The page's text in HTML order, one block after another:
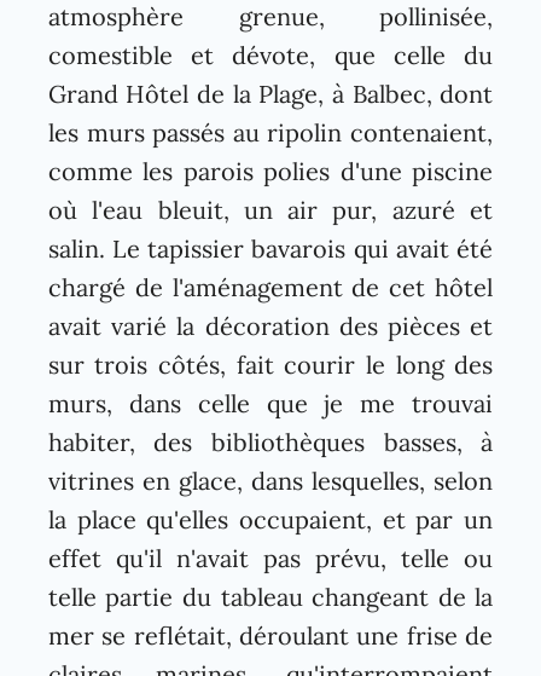
atmosphère grenue, pollinisée,
comestible et dévote, que celle du
Grand Hôtel de la Plage, à Balbec, dont
les murs passés au ripolin contenaient,
comme les parois polies d'une piscine
où l'eau bleuit, un air pur, azuré et
salin. Le tapissier bavarois qui avait été
chargé de l'aménagement de cet hôtel
avait varié la décoration des pièces et
sur trois côtés, fait courir le long des
murs, dans celle que je me trouvai
habiter, des bibliothèques basses, à
vitrines en glace, dans lesquelles, selon
la place qu'elles occupaient, et par un
effet qu'il n'avait pas prévu, telle ou
telle partie du tableau changeant de la
mer se reflétait, déroulant une frise de